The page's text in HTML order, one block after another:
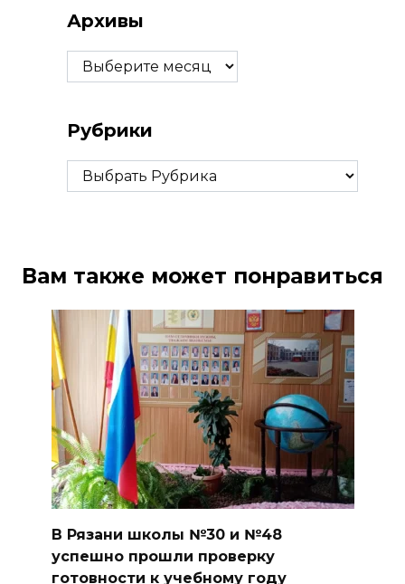
Архивы
Архивы
Рубрики
Рубрики
Вам также может понравиться
В Рязани школы №30 и №48
успешно прошли проверку
готовности к учебному году